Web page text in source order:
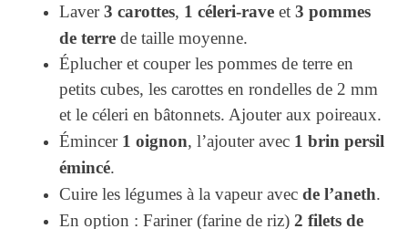
Laver3 carottes, 1 céleri-rave et 3 pommes
de terre de taille moyenne.
Éplucher et couper les pommes de terre en
petits cubes, les carottes en rondelles de 2 mm
et le céleri en bâtonnets. Ajouter aux poireaux.
Émincer 1 oignon, l’ajouter avec 1 brin persil
émincé.
Cuire les légumes à la vapeur avec de l’aneth.
En option : Fariner (farine de riz) 2 filets de